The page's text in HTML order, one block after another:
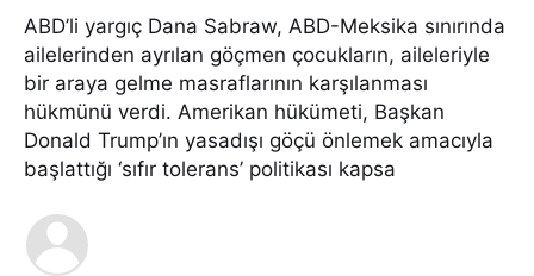
ABD’li yargıç Dana Sabraw, ABD-Meksika sınırında
ailelerinden ayrılan göçmen çocukların, aileleriyle
bir araya gelme masraflarının karşılanması
hükmünü verdi. Amerikan hükümeti, Başkan
Donald Trump’ın yasadışı göçü önlemek amacıyla
başlattığı ‘sıfır tolerans’ politikası kapsa